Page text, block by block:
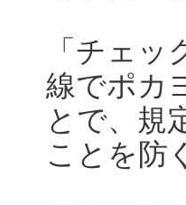
「チェ
線でポカ
とで、規
ことを防